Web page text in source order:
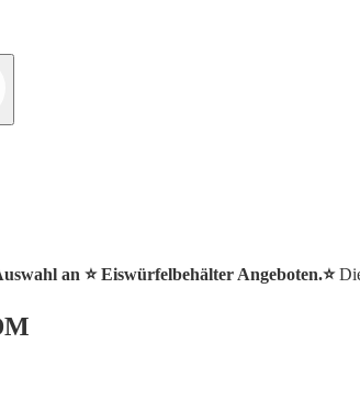
an ⭐️ Eiswürfelbehälter Angeboten.⭐️